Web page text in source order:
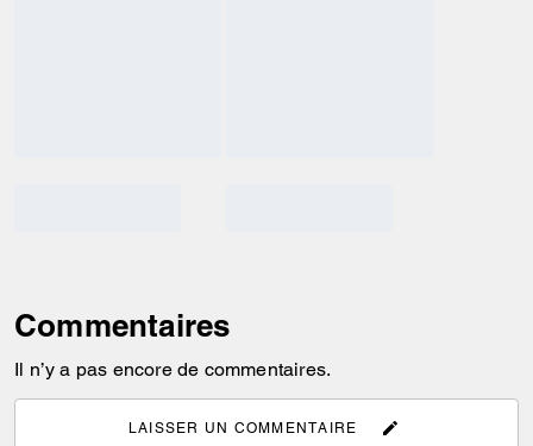
Commentaires
Il n’y a pas encore de commentaires.
LAISSER UN COMMENTAIRE